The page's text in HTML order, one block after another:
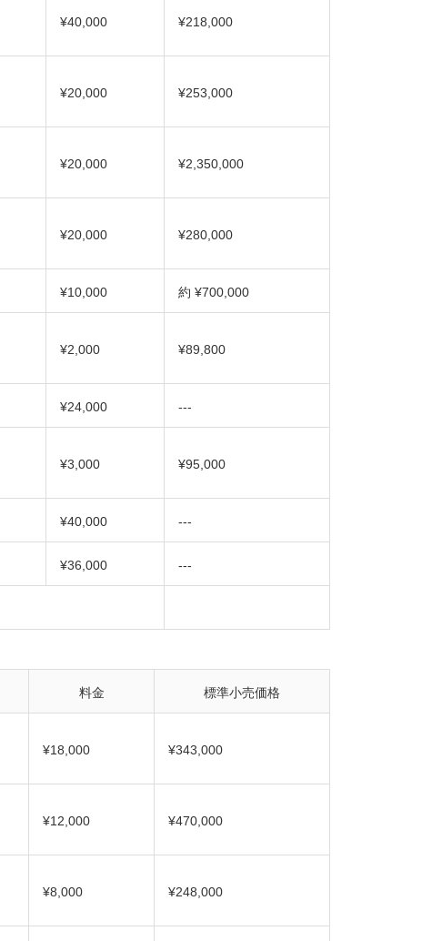
¥40,000 ¥218,000
¥20,000 ¥253,000
¥20,000 ¥2,350,000
¥20,000 ¥280,000
¥10,000 約 ¥700,000
¥2,000 ¥89,800
¥24,000 ‐‐‐
¥3,000 ¥95,000
¥40,000 ‐‐‐
¥36,000 ‐‐‐
料金 標準小売価格
¥18,000 ¥343,000
¥12,000 ¥470,000
¥8,000 ¥248,000